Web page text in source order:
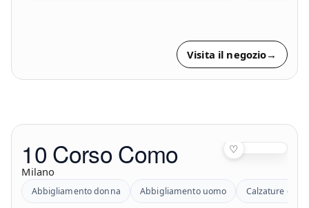
Visita il negozio→
10 Corso Como
Milano
♡
Abbigliamento donna Abbigliamento uomo Calzature